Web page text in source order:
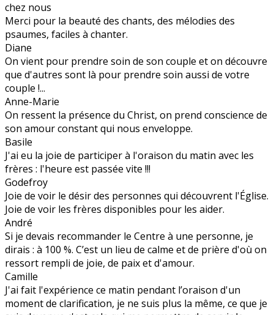
chez nous
Merci pour la beauté des chants, des mélodies des
psaumes, faciles à chanter.
Diane
On vient pour prendre soin de son couple et on découvre
que d'autres sont là pour prendre soin aussi de votre
couple !...
Anne-Marie
On ressent la présence du Christ, on prend conscience de
son amour constant qui nous enveloppe.
Basile
J'ai eu la joie de participer à l'oraison du matin avec les
frères : l'heure est passée vite !!!
Godefroy
Joie de voir le désir des personnes qui découvrent l'Église.
Joie de voir les frères disponibles pour les aider.
André
Si je devais recommander le Centre à une personne, je
dirais : à 100 %. C’est un lieu de calme et de prière d'où on
ressort rempli de joie, de paix et d'amour.
Camille
J'ai fait l'expérience ce matin pendant l’oraison d'un
moment de clarification, je ne suis plus la même, ce que je